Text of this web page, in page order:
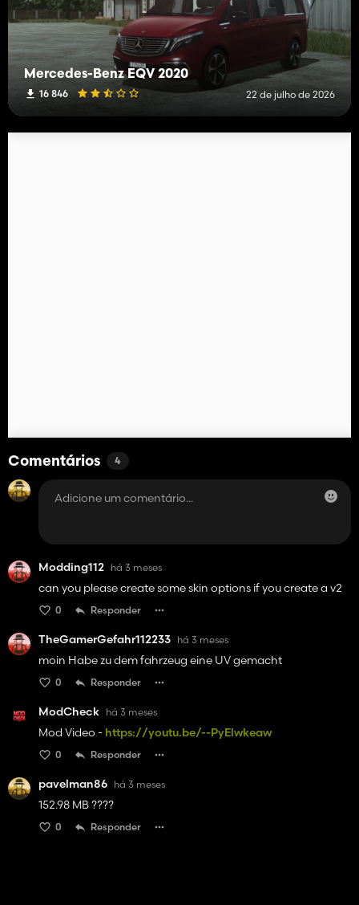
Mercedes-Benz EQV 2020
16 846 22 de julho de 2026
Comentários 4
Modding112 há 3 meses
can you please create some skin options if you create a v2
0 Responder
TheGamerGefahr112233 há 3 meses
moin Habe zu dem fahrzeug eine UV gemacht
0 Responder
ModCheck há 3 meses
Mod Video - https://youtu.be/--PyElwkeaw
0 Responder
pavelman86 há 3 meses
152.98 MB ????
0 Responder